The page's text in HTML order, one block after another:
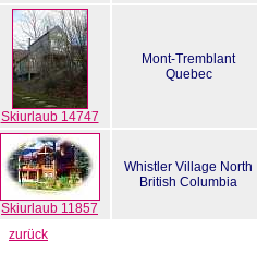
Skiurlaub 14747
Mont-Tremblant
Quebec
Skiurlaub 11857
Whistler Village North
British Columbia
zurück